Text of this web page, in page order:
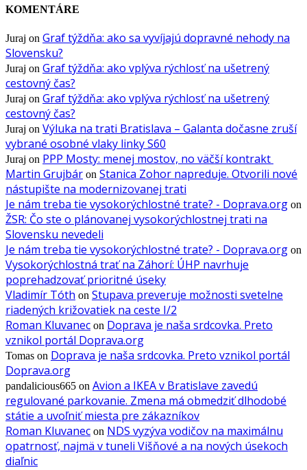
KOMENTÁRE
Juraj on Graf týždňa: ako sa vyvíjajú dopravné nehody na
Slovensku?
Juraj on Graf týždňa: ako vplýva rýchlosť na ušetrený
cestovný čas?
Juraj on Graf týždňa: ako vplýva rýchlosť na ušetrený
cestovný čas?
Juraj on Výluka na trati Bratislava – Galanta dočasne zruší
vybrané osobné vlaky linky S60
Juraj on PPP Mosty: menej mostov, no väčší kontrakt
Martin Grujbár on Stanica Zohor napreduje. Otvorili nové
nástupište na modernizovanej trati
Je nám treba tie vysokorýchlostné trate? - Doprava.org on
ŽSR: Čo ste o plánovanej vysokorýchlostnej trati na
Slovensku nevedeli
Je nám treba tie vysokorýchlostné trate? - Doprava.org on
Vysokorýchlostná trať na Záhorí: ÚHP navrhuje
poprehadzovať prioritné úseky
Vladimír Tóth on Stupava preveruje možnosti svetelne
riadených križovatiek na ceste I/2
Roman Kluvanec on Doprava je naša srdcovka. Preto
vznikol portál Doprava.org
Tomas on Doprava je naša srdcovka. Preto vznikol portál
Doprava.org
pandalicious665 on Avion a IKEA v Bratislave zavedú
regulované parkovanie. Zmena má obmedziť dlhodobé
státie a uvoľniť miesta pre zákazníkov
Roman Kluvanec on NDS vyzýva vodičov na maximálnu
opatrnosť, najmä v tuneli Višňové a na nových úsekoch
diaľnic